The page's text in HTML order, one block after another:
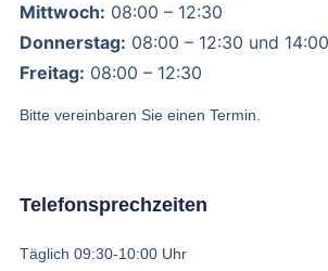
Mittwoch: 08:00 – 12:30
Donnerstag: 08:00 – 12:30 und
Freitag: 08:00 – 12:30
Bitte vereinbaren Sie einen Termin.
Telefonsprechzeiten
Täglich 09:30-10:00 Uhr